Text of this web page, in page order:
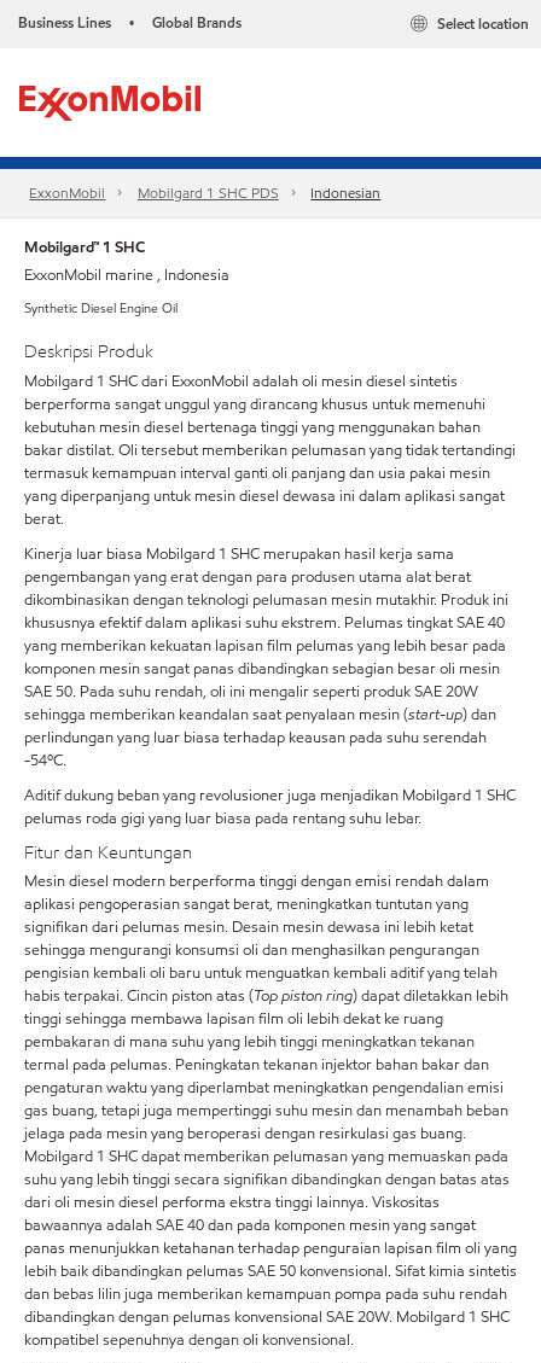
Business Lines • Global Brands Select location
ExxonMobil Mobilgard 1 SHC PDS Indonesian
Mobilgard™ 1 SHC
ExxonMobil marine , Indonesia
Synthetic Diesel Engine Oil
Deskripsi Produk
Mobilgard 1 SHC dari ExxonMobil adalah oli mesin diesel sintetis
berperforma sangat unggul yang dirancang khusus untuk memenuhi
kebutuhan mesin diesel bertenaga tinggi yang menggunakan bahan
bakar distilat. Oli tersebut memberikan pelumasan yang tidak tertandingi
termasuk kemampuan interval ganti oli panjang dan usia pakai mesin
yang diperpanjang untuk mesin diesel dewasa ini dalam aplikasi sangat
berat.
Kinerja luar biasa Mobilgard 1 SHC merupakan hasil kerja sama
pengembangan yang erat dengan para produsen utama alat berat
dikombinasikan dengan teknologi pelumasan mesin mutakhir. Produk ini
khususnya efektif dalam aplikasi suhu ekstrem. Pelumas tingkat SAE 40
yang memberikan kekuatan lapisan film pelumas yang lebih besar pada
komponen mesin sangat panas dibandingkan sebagian besar oli mesin
SAE 50. Pada suhu rendah, oli ini mengalir seperti produk SAE 20W
sehingga memberikan keandalan saat penyalaan mesin (start-up) dan
perlindungan yang luar biasa terhadap keausan pada suhu serendah
-54ºC.
Aditif dukung beban yang revolusioner juga menjadikan Mobilgard 1 SHC
pelumas roda gigi yang luar biasa pada rentang suhu lebar.
Fitur dan Keuntungan
Mesin diesel modern berperforma tinggi dengan emisi rendah dalam
aplikasi pengoperasian sangat berat, meningkatkan tuntutan yang
signifikan dari pelumas mesin. Desain mesin dewasa ini lebih ketat
sehingga mengurangi konsumsi oli dan menghasilkan pengurangan
pengisian kembali oli baru untuk menguatkan kembali aditif yang telah
habis terpakai. Cincin piston atas (Top piston ring) dapat diletakkan lebih
tinggi sehingga membawa lapisan film oli lebih dekat ke ruang
pembakaran di mana suhu yang lebih tinggi meningkatkan tekanan
termal pada pelumas. Peningkatan tekanan injektor bahan bakar dan
pengaturan waktu yang diperlambat meningkatkan pengendalian emisi
gas buang, tetapi juga mempertinggi suhu mesin dan menambah beban
jelaga pada mesin yang beroperasi dengan resirkulasi gas buang.
Mobilgard 1 SHC dapat memberikan pelumasan yang memuaskan pada
suhu yang lebih tinggi secara signifikan dibandingkan dengan batas atas
dari oli mesin diesel performa ekstra tinggi lainnya. Viskositas
bawaannya adalah SAE 40 dan pada komponen mesin yang sangat
panas menunjukkan ketahanan terhadap penguraian lapisan film oli yang
lebih baik dibandingkan pelumas SAE 50 konvensional. Sifat kimia sintetis
dan bebas lilin juga memberikan kemampuan pompa pada suhu rendah
dibandingkan dengan pelumas konvensional SAE 20W. Mobilgard 1 SHC
kompatibel sepenuhnya dengan oli konvensional.